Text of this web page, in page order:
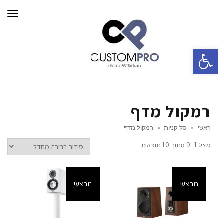
רמקול מדף
ראשי » סל קניות » רמקול מדף
מציג 1–9 מתוך 10 תוצאות
מבצע! מבצע!
פתח סרגל נגישות